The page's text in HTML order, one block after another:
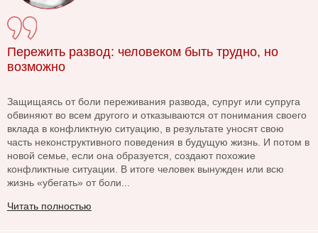
Пережить развод: человеком быть трудно, но
возможно
Защищаясь от боли переживания развода, супруг или супруга
обвиняют во всем другого и отказываются от понимания своего
вклада в конфликтную ситуацию, в результате уносят свою
часть неконструктивного поведения в будущую жизнь. И потом в
новой семье, если она образуется, создают похожие
конфликтные ситуации. В итоге человек вынужден или всю
жизнь «убегать» от боли...
Читать полностью